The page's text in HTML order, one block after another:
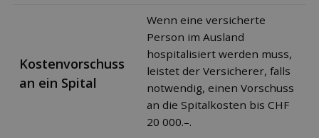
Kostenvorschuss
an ein Spital
Wenn eine versicherte
Person im Ausland
hospitalisiert werden muss,
leistet der Versicherer, falls
notwendig, einen Vorschuss
an die Spitalkosten bis CHF
20 000.–.